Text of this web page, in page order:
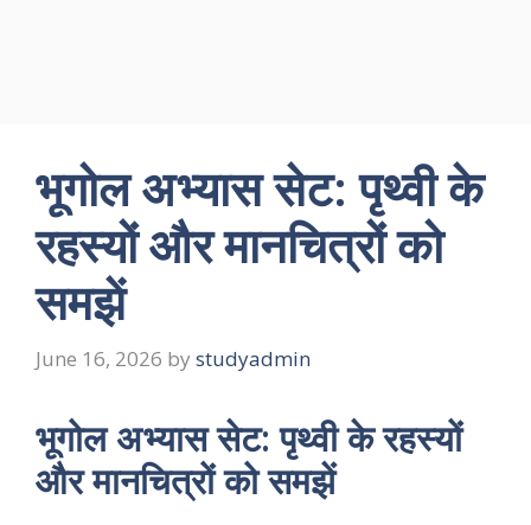
भूगोल अभ्यास सेट: पृथ्वी के
रहस्यों और मानचित्रों को
समझें
June 16, 2026 by studyadmin
भूगोल अभ्यास सेट: पृथ्वी के रहस्यों
और मानचित्रों को समझें